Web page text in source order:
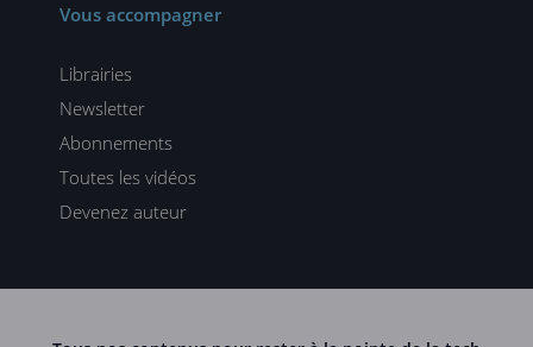
Vous accompagner
Librairies
Newsletter
Abonnements
Toutes les vidéos
Devenez auteur